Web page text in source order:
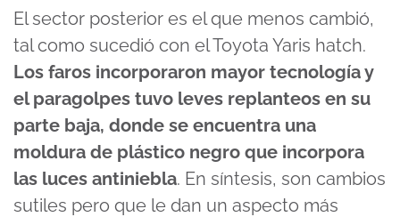
El sector posterior es el que menos cambió,
tal como sucedió con el Toyota Yaris hatch.
Los faros incorporaron mayor tecnología y
el paragolpes tuvo leves replanteos en su
parte baja, donde se encuentra una
moldura de plástico negro que incorpora
las luces antiniebla. En síntesis, son cambios
sutiles pero que le dan un aspecto más